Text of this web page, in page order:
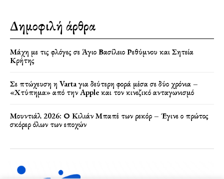
Δημοφιλή άρθρα
Μάχη με τις φλόγες σε Άγιο Βασίλειο Ρεθύμνου και Σητεία
Κρήτης
Σε πτώχευση η Varta για δεύτερη φορά μέσα σε δύο χρόνια –
«Χτύπημα» από την Apple και τον κινεζικό ανταγωνισμό
Μουντιάλ 2026: Ο Κιλιάν Μπαπέ των ρεκόρ – Έγινε ο πρώτος
σκόρερ όλων των εποχών